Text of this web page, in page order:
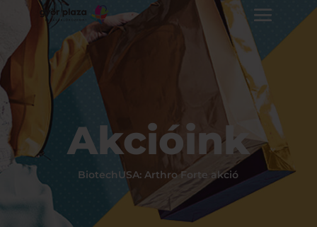
Akcióink
BiotechUSA: Arthro Forte akció